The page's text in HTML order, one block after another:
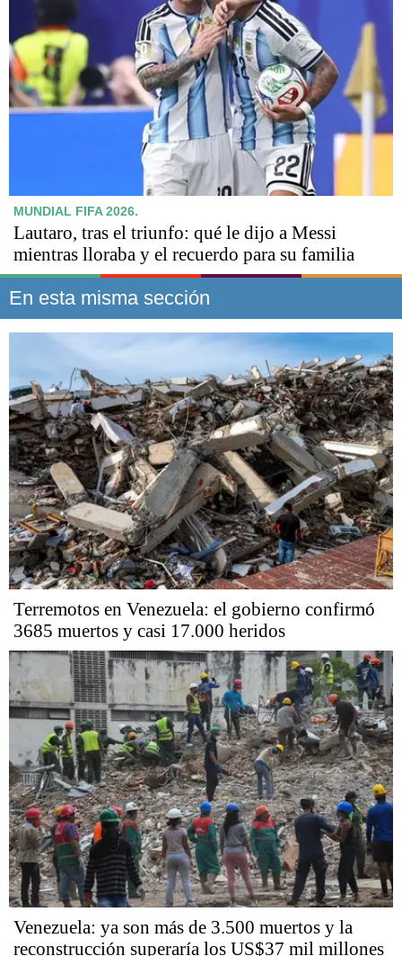
MUNDIAL FIFA 2026.
Lautaro, tras el triunfo: qué le dijo a Messi
mientras lloraba y el recuerdo para su familia
En esta misma sección
Terremotos en Venezuela: el gobierno confirmó
3685 muertos y casi 17.000 heridos
Venezuela: ya son más de 3.500 muertos y la
reconstrucción superaría los US$37 mil millones